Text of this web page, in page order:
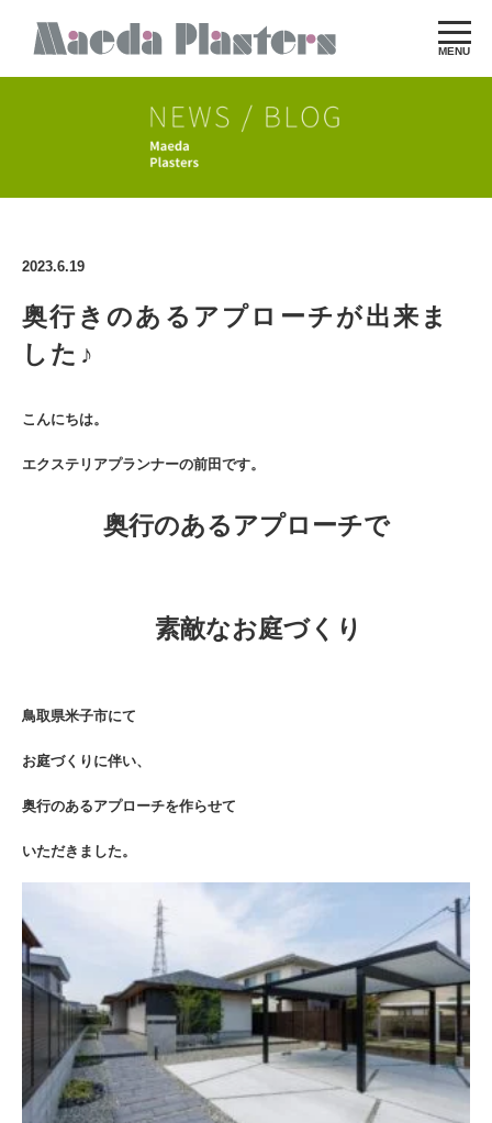
MENU
2023.6.19
奥行きのあるアプローチが出来ま
した♪
こんにちは。
エクステリアプランナーの前田です。
奥行のあるアプローチで
素敵なお庭づくり
鳥取県米子市にて
お庭づくりに伴い、
奥行のあるアプローチを作らせて
いただきました。